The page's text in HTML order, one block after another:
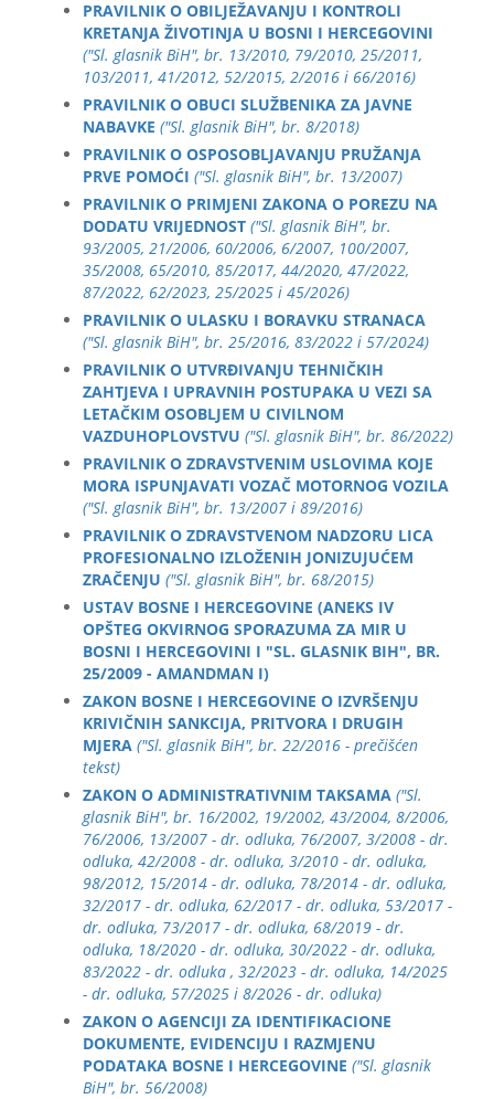
PRAVILNIK O OBILJEŽAVANJU I KONTROLI
KRETANJA ŽIVOTINJA U BOSNI I HERCEGOVINI
("Sl. glasnik BiH", br. 13/2010, 79/2010, 25/2011,
103/2011, 41/2012, 52/2015, 2/2016 i 66/2016)
PRAVILNIK O OBUCI SLUŽBENIKA ZA JAVNE
NABAVKE ("Sl. glasnik BiH", br. 8/2018)
PRAVILNIK O OSPOSOBLJAVANJU PRUŽANJA
PRVE POMOĆI ("Sl. glasnik BiH", br. 13/2007)
PRAVILNIK O PRIMJENI ZAKONA O POREZU NA
DODATU VRIJEDNOST ("Sl. glasnik BiH", br.
93/2005, 21/2006, 60/2006, 6/2007, 100/2007,
35/2008, 65/2010, 85/2017, 44/2020, 47/2022,
87/2022, 62/2023, 25/2025 i 45/2026)
PRAVILNIK O ULASKU I BORAVKU STRANACA
("Sl. glasnik BiH", br. 25/2016, 83/2022 i 57/2024)
PRAVILNIK O UTVRĐIVANJU TEHNIČKIH
ZAHTJEVA I UPRAVNIH POSTUPAKA U VEZI SA
LETAČKIM OSOBLJEM U CIVILNOM
VAZDUHOPLOVSTVU ("Sl. glasnik BiH", br. 86/2022)
PRAVILNIK O ZDRAVSTVENIM USLOVIMA KOJE
MORA ISPUNJAVATI VOZAČ MOTORNOG VOZILA
("Sl. glasnik BiH", br. 13/2007 i 89/2016)
PRAVILNIK O ZDRAVSTVENOM NADZORU LICA
PROFESIONALNO IZLOŽENIH JONIZUJUĆEM
ZRAČENJU ("Sl. glasnik BiH", br. 68/2015)
USTAV BOSNE I HERCEGOVINE (ANEKS IV
OPŠTEG OKVIRNOG SPORAZUMA ZA MIR U
BOSNI I HERCEGOVINI I "SL. GLASNIK BIH", BR.
25/2009 - AMANDMAN I)
ZAKON BOSNE I HERCEGOVINE O IZVRŠENJU
KRIVIČNIH SANKCIJA, PRITVORA I DRUGIH
MJERA ("Sl. glasnik BiH", br. 22/2016 - prečišćen
tekst)
ZAKON O ADMINISTRATIVNIM TAKSAMA ("Sl.
glasnik BiH", br. 16/2002, 19/2002, 43/2004, 8/2006,
76/2006, 13/2007 - dr. odluka, 76/2007, 3/2008 - dr.
odluka, 42/2008 - dr. odluka, 3/2010 - dr. odluka,
98/2012, 15/2014 - dr. odluka, 78/2014 - dr. odluka,
32/2017 - dr. odluka, 62/2017 - dr. odluka, 53/2017 -
dr. odluka, 73/2017 - dr. odluka, 68/2019 - dr.
odluka, 18/2020 - dr. odluka, 30/2022 - dr. odluka,
83/2022 - dr. odluka , 32/2023 - dr. odluka, 14/2025
- dr. odluka, 57/2025 i 8/2026 - dr. odluka)
ZAKON O AGENCIJI ZA IDENTIFIKACIONE
DOKUMENTE, EVIDENCIJU I RAZMJENU
PODATAKA BOSNE I HERCEGOVINE ("Sl. glasnik
BiH", br. 56/2008)